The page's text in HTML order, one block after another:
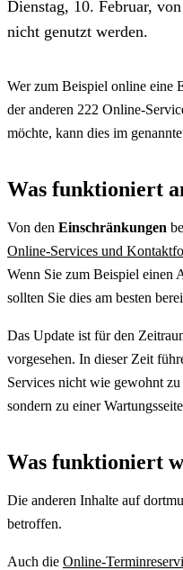
Dienstag, 10. Februar,
nicht genutzt werden.
Wer zum Beispiel online eine
der anderen 222 Online-
möchte, kann dies im
Was funktioniert
Von den Einschränkungen
Online-Services und
Wenn Sie zum Beispiel einen
sollten Sie dies am besten
Das Update ist für den
vorgesehen. In dieser Zeit
Services nicht wie gewohnt
sondern zu einer
Was funktioniert
Die anderen Inhalte auf
betroffen.
Auch die Online-